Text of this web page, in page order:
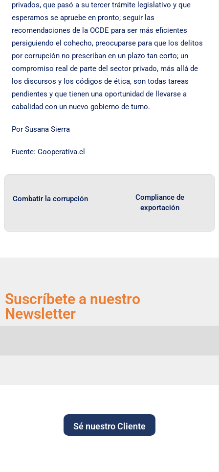
privados, que pasó a su tercer trámite legislativo y que
esperamos se apruebe en pronto; seguir las
recomendaciones de la OCDE para ser más eficientes
persiguiendo el cohecho, preocuparse para que los delitos
por corrupción no prescriban en un plazo tan corto; un
compromiso real de parte del sector privado, más allá de
los discursos y los códigos de ética, son todas tareas
pendientes y que tienen una oportunidad de llevarse a
cabalidad con un nuevo gobierno de turno.
Por Susana Sierra
Fuente: Cooperativa.cl
Combatir la corrupción
Compliance de
exportación
Suscríbete a nuestro
Newsletter
Sé nuestro Cliente